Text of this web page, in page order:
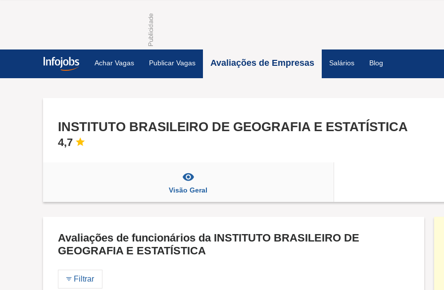
Achar Vagas Publicar Vagas Avaliações de Empresas Salários Blog
INSTITUTO BRASILEIRO DE GEOGRAFIA E ESTATÍSTICA
4,7
Visão Geral
Avaliações de funcionários da INSTITUTO BRASILEIRO DE
GEOGRAFIA E ESTATÍSTICA
Filtrar